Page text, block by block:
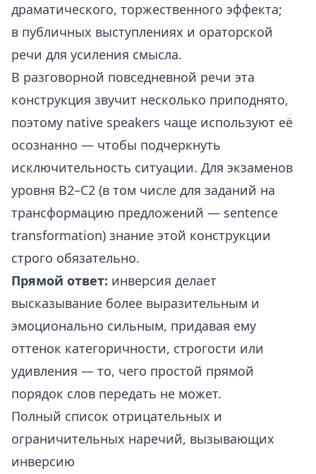
драматического, торжественного эффекта;
в публичных выступлениях и ораторской
речи для усиления смысла.
В разговорной повседневной речи эта
конструкция звучит несколько приподнято,
поэтому native speakers чаще используют её
осознанно — чтобы подчеркнуть
исключительность ситуации. Для экзаменов
уровня B2–C2 (в том числе для заданий на
трансформацию предложений — sentence
transformation) знание этой конструкции
строго обязательно.
Прямой ответ: инверсия делает
высказывание более выразительным и
эмоционально сильным, придавая ему
оттенок категоричности, строгости или
удивления — то, чего простой прямой
порядок слов передать не может.
Полный список отрицательных и
ограничительных наречий, вызывающих
инверсию